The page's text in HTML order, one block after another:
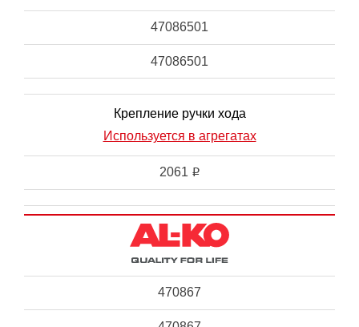
47086501
47086501
Крепление ручки хода
Используется в агрегатах
2061 i
470867